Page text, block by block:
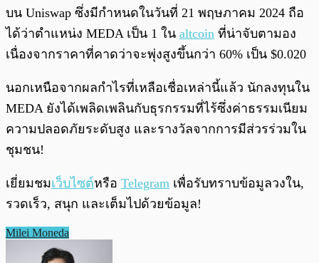
บน Uniswap ซึ่งมีกำหนดในวันที่ 21 พฤษภาคม 2024 ถือ
ได้ว่าตำแหน่ง MEDA เป็น 1 ใน altcoin ที่น่าจับตามอง
เนื่องจากราคาที่คาดว่าจะพุ่งสูงขึ้นกว่า 60% เป็น $0.020
นอกเหนือจากผลกำไรที่เหลือเชื่อเหล่านี้แล้ว นักลงทุนใน
MEDA ยังได้เพลิดเพลินกับธุรกรรมที่ไร้ซึ่งค่าธรรมเนียม
ความปลอดภัยระดับสูง และรางวัลจากการมีส่วรร่วมใน
ชุมชน!
เยี่ยมชมเว็บไซต์หรือ Telegram เพื่อรับทราบข้อมูลวงใน,
รวดเร็ว, สนุก และเต็มไปด้วยข้อมูล!
Milei Moneda